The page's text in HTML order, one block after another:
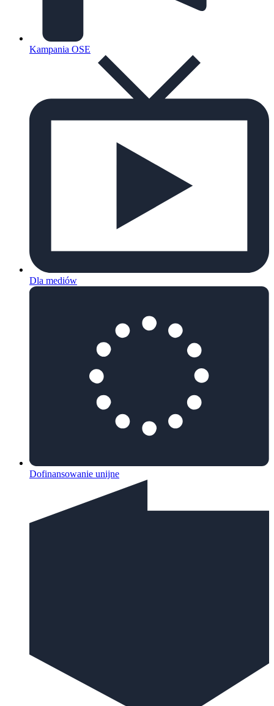
Kampania OSE
Dla mediów
Dofinansowanie unijne